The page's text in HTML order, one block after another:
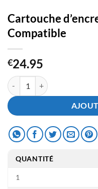
Cartouche
Compatible
€24.95
quantité de Cartouche
QUANTITÉ
1